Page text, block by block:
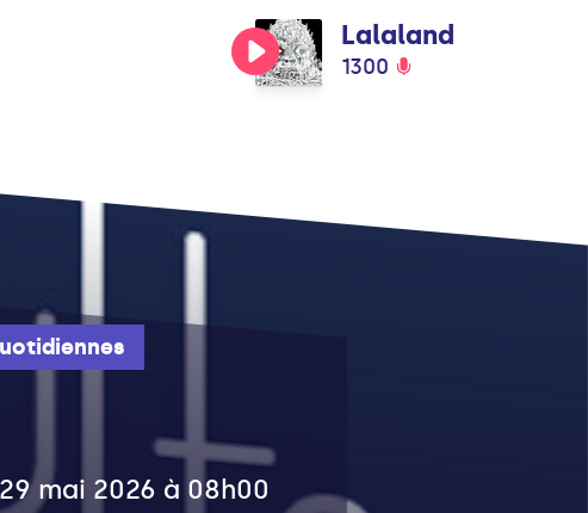
Lalaland
1300
mai 2026 à 08h00